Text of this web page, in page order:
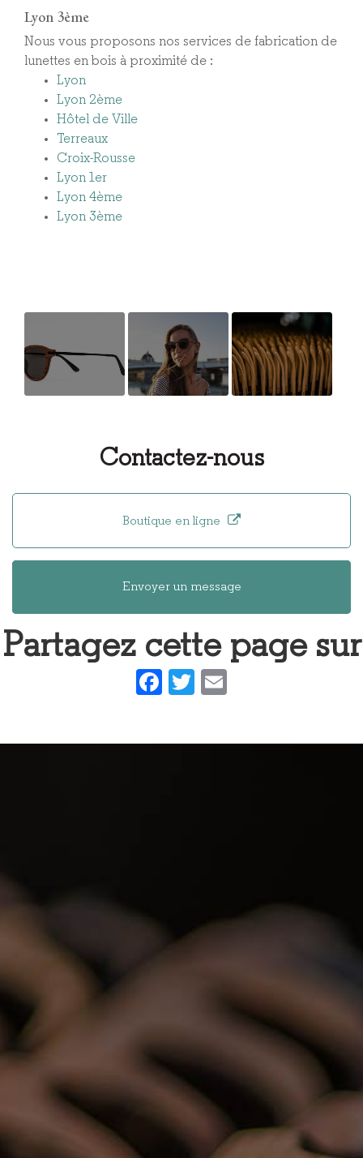
Lyon 3ème
Nous vous proposons nos services de fabrication de
lunettes en bois à proximité de :
Lyon
Lyon 2ème
Hôtel de Ville
Terreaux
Croix-Rousse
Lyon 1er
Lyon 4ème
Lyon 3ème
de lunettesContactez-nous
Boutique en ligne
Envoyer un message
Partagez cette page sur
Facebook
Twitter